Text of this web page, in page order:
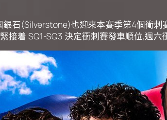
銀石(Silverstone)也迎來本賽季第4個衝
接着 SQ1-SQ3 決定衝刺賽發車順位,週